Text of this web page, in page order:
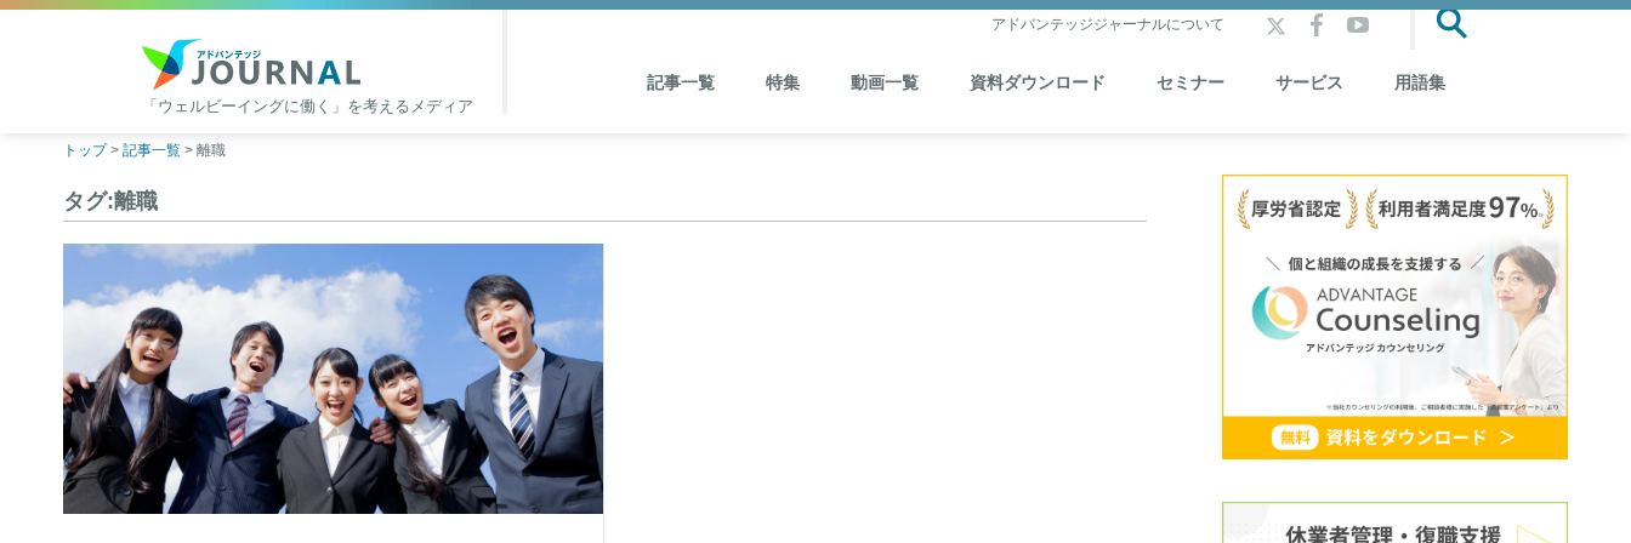
「ウェルビーイングに働く」を考えるメディア
アドバンテッジジャーナルについて
記事一覧 特集 動画一覧 資料ダウンロード セミナー サービス 用語集
トップ> 記事一覧 > 離職
タグ:離職